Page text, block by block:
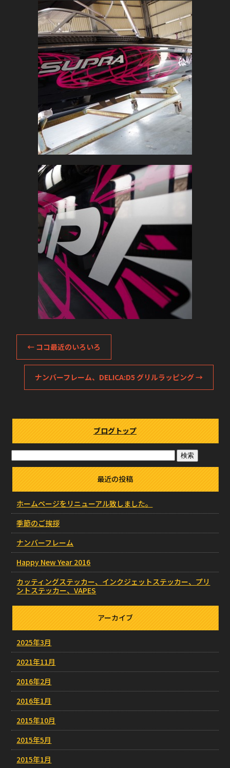
← ココ最近のいろいろ
ナンバーフレーム、DELICA:D5 グリルラッピング→
ブログトップ
最近の投稿
ホームページをリニューアル致しました。
季節のご挨拶
ナンバーフレーム
Happy New Year 2016
カッティングステッカー、インクジェットステッカー、プリ
ントステッカー、VAPES
アーカイブ
2025年3月
2021年11月
2016年2月
2016年1月
2015年10月
2015年5月
2015年1月